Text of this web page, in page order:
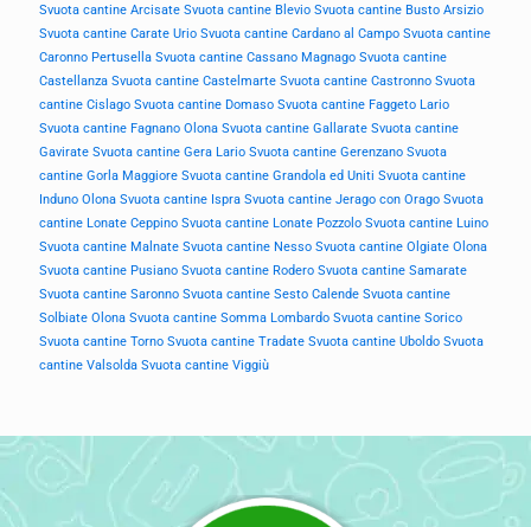
Svuota cantine Arcisate Svuota cantine Blevio Svuota cantine Busto Arsizio
Svuota cantine Carate Urio Svuota cantine Cardano al Campo Svuota cantine
Caronno Pertusella Svuota cantine Cassano Magnago Svuota cantine
Castellanza Svuota cantine Castelmarte Svuota cantine Castronno Svuota
cantine Cislago Svuota cantine Domaso Svuota cantine Faggeto Lario
Svuota cantine Fagnano Olona Svuota cantine Gallarate Svuota cantine
Gavirate Svuota cantine Gera Lario Svuota cantine Gerenzano Svuota
cantine Gorla Maggiore Svuota cantine Grandola ed Uniti Svuota cantine
Induno Olona Svuota cantine Ispra Svuota cantine Jerago con Orago Svuota
cantine Lonate Ceppino Svuota cantine Lonate Pozzolo Svuota cantine Luino
Svuota cantine Malnate Svuota cantine Nesso Svuota cantine Olgiate Olona
Svuota cantine Pusiano Svuota cantine Rodero Svuota cantine Samarate
Svuota cantine Saronno Svuota cantine Sesto Calende Svuota cantine
Solbiate Olona Svuota cantine Somma Lombardo Svuota cantine Sorico
Svuota cantine Torno Svuota cantine Tradate Svuota cantine Uboldo Svuota
cantine Valsolda Svuota cantine Viggiù